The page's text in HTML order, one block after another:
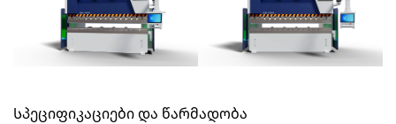
Სპეციფიკაციები და წარმადობა